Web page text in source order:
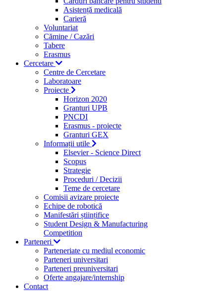
Asistență medicală
Carieră
Voluntariat
Cămine / Cazări
Tabere
Erasmus
Cercetare
Centre de Cercetare
Laboratoare
Proiecte
Horizon 2020
Granturi UPB
PNCDI
Erasmus - proiecte
Granturi GEX
Informații utile
Elsevier - Science Direct
Scopus
Strategie
Proceduri / Decizii
Teme de cercetare
Comisii avizare proiecte
Echipe de robotică
Manifestări științifice
Student Design & Manufacturing
Competition
Parteneri
Parteneriate cu mediul economic
Parteneri universitari
Parteneri preuniversitari
Oferte angajare/internship
Contact